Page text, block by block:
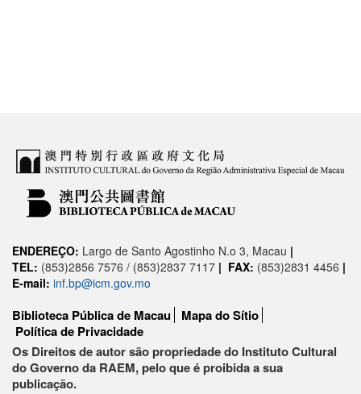
ENDEREÇO: Largo de Santo Agostinho N.o 3, Macau |
TEL: (853)2856 7576 / (853)2837 7117 | FAX: (853)2831 4456 |
E-mail: inf.bp@icm.gov.mo
Biblioteca Pública de Macau
Mapa do Sítio
Política de Privacidade
Os Direitos de autor são propriedade do Instituto Cultural
do Governo da RAEM, pelo que é proibida a sua
publicação.